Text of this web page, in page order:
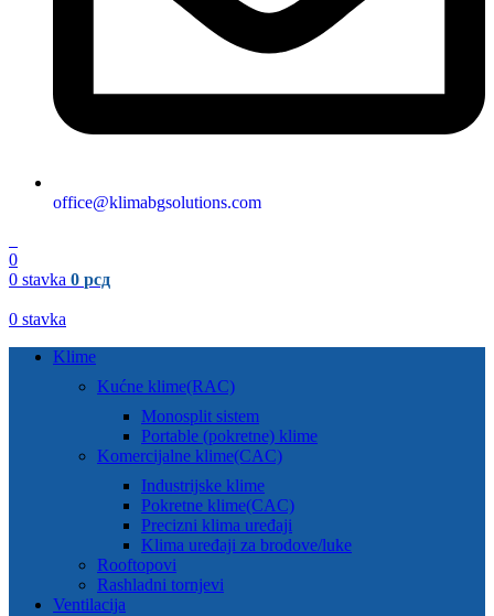
office@klimabgsolutions.com
0
0 stavka 0 рсд
0 stavka
Klime
Kućne klime(RAC)
Monosplit sistem
Portable (pokretne) klime
Komercijalne klime(CAC)
Industrijske klime
Pokretne klime(CAC)
Precizni klima uređaji
Klima uređaji za brodove/luke
Rooftopovi
Rashladni tornjevi
Ventilacija